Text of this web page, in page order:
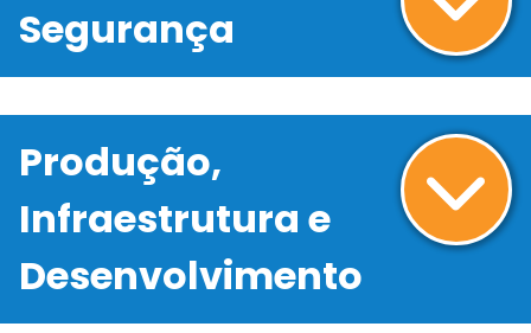
Segurança
Produção,
Infraestrutura e
Desenvolvimento